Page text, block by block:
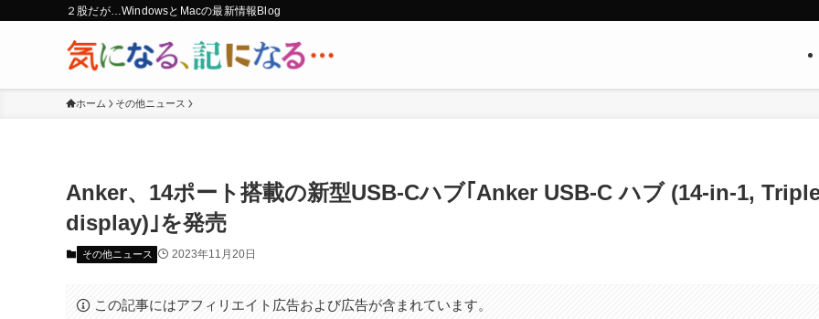
２股だが…WindowsとMacの最新情報Blog
ホーム その他ニュース
Anker、14ポート搭載の新型USB-Cハブ｢Anker USB-C ハブ (14-in-1,
display)｣を発売
その他ニュース 2023年11月20日
この記事にはアフィリエイト広告および広告が含まれています。